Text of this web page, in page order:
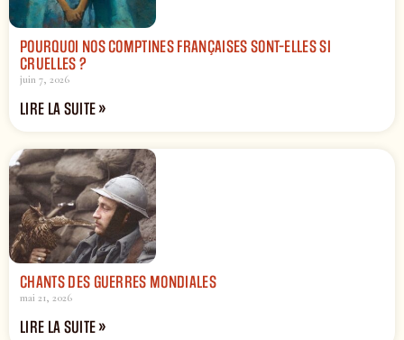
POURQUOI NOS COMPTINES FRANÇAISES SONT-ELLES SI
CRUELLES ?
juin 7, 2026
LIRE LA SUITE »
CHANTS DES GUERRES MONDIALES
mai 21, 2026
LIRE LA SUITE »